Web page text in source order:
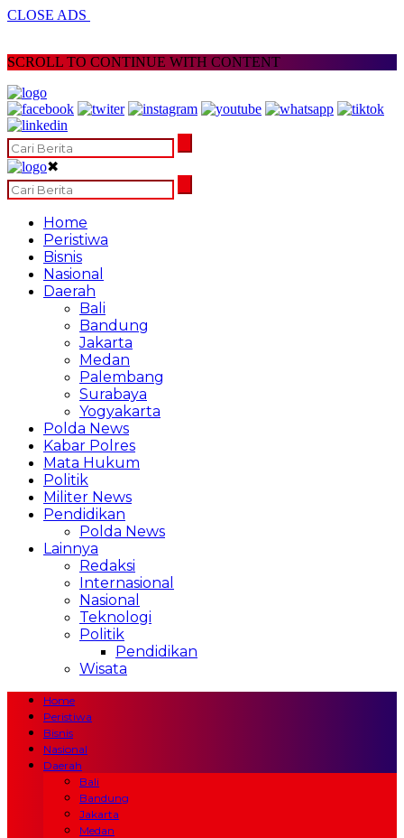
CLOSE ADS
SCROLL TO CONTINUE WITH CONTENT
✖
Home
Peristiwa
Bisnis
Nasional
Daerah
Bali
Bandung
Jakarta
Medan
Palembang
Surabaya
Yogyakarta
Polda News
Kabar Polres
Mata Hukum
Politik
Militer News
Pendidikan
Polda News
Lainnya
Redaksi
Internasional
Nasional
Teknologi
Politik
Pendidikan
Wisata
Home
Peristiwa
Bisnis
Nasional
Daerah
Bali
Bandung
Jakarta
Medan